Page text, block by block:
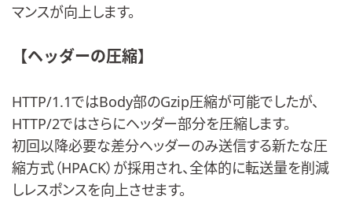
マンスが向上します。
【ヘッダーの圧縮】
HTTP/1.1ではBody部のGzip圧縮が可能でしたが、
HTTP/2ではさらにヘッダー部分を圧縮します。
初回以降必要な差分ヘッダーのみ送信する新たな圧
縮方式（HPACK）が採用され、全体的に転送量を削減
しレスポンスを向上させます。